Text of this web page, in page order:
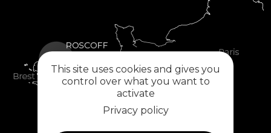
This site uses cookies and gives you
control over what you want to
activate
Privacy policy